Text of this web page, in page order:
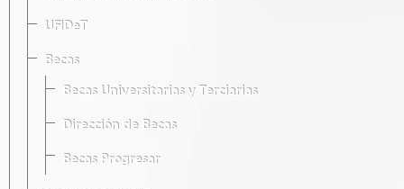
UFIDeT
Becas
Becas Universitarias y Terciarias
Dirección de Becas
Becas Progresar